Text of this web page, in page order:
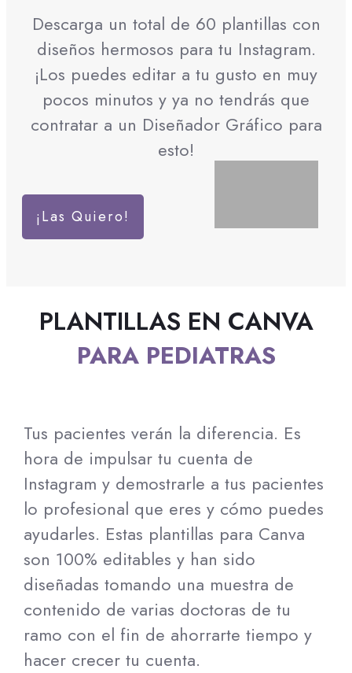
Descarga un total de 60 plantillas con
diseños hermosos para tu Instagram.
¡Los puedes editar a tu gusto en muy
pocos minutos y ya no tendrás que
contratar a un Diseñador Gráfico para
esto!
¡Las Quiero!
PLANTILLAS EN CANVA
PARA PEDIATRAS
Tus pacientes verán la diferencia. Es
hora de impulsar tu cuenta de
Instagram y demostrarle a tus pacientes
lo profesional que eres y cómo puedes
ayudarles. Estas plantillas para Canva
son 100% editables y han sido
diseñadas tomando una muestra de
contenido de varias doctoras de tu
ramo con el fin de ahorrarte tiempo y
hacer crecer tu cuenta.